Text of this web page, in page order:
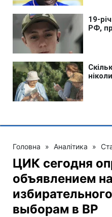
Головна » Аналітика »
ЦИК сегодня
объявлением
выборам в ВР